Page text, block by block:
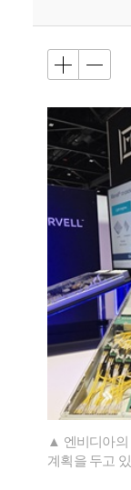
▲ 엔비디아의
계획을 두고